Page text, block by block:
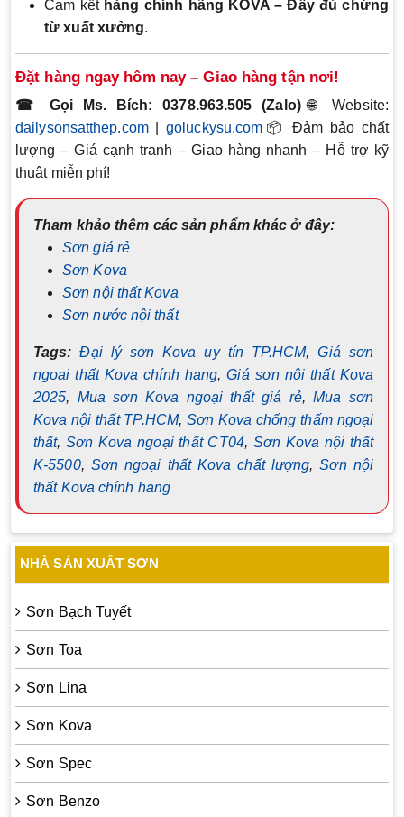
Cam kết hàng chính hãng KOVA – Đầy đủ chứng
từ xuất xưởng.
Đặt hàng ngay hôm nay – Giao hàng tận nơi!
☎ Gọi Ms. Bích: 0378.963.505 (Zalo)🌐 Website:
dailysonsatthep.com|goluckysu.com 📦 Đảm bảo chất
lượng – Giá cạnh tranh – Giao hàng nhanh – Hỗ trợ kỹ
thuật miễn phí!
Tham khảo thêm các sản phẩm khác ở đây:
Sơn giá rẻ
Sơn Kova
Sơn nội thất Kova
Sơn nước nội thất
Tags: Đại lý sơn Kova uy tín TP.HCM,Giá sơn
ngoại thất Kova chính hang,Giá sơn nội thất Kova
2025, Mua sơn Kova ngoại thất giá rẻ,Mua sơn
Kova nội thất TP.HCM, Sơn Kova chống thấm ngoại
thất,Sơn Kova ngoại thất CT04, Sơn Kova nội thất
K-5500, Sơn ngoại thất Kova chất lượng,Sơn nội
thất Kova chính hang
NHÀ SẢN XUẤT SƠN
Sơn Bạch Tuyết
Sơn Toa
Sơn Lina
Sơn Kova
Sơn Spec
Sơn Benzo